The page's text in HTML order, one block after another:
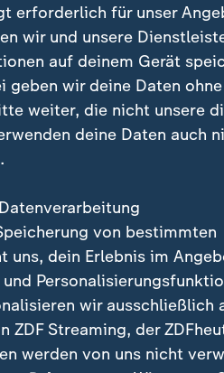
Juni in Los Angeles
sichern. Gewinnt die
Uhr MESZ) nicht,
Befürchtungen der US-
Mann im ersten Spiel
der 27-Jährige wurde
der WM 2026
erforderlich für unser
wir und unsere
auf deinem Gerät
geben wir deine Daten
weiter, die nicht unsere
deine Daten auch
von bestimmten
uns, dein Erlebnis im
und
wir ausschließlich
ZDF Streaming, der
werden von uns nicht